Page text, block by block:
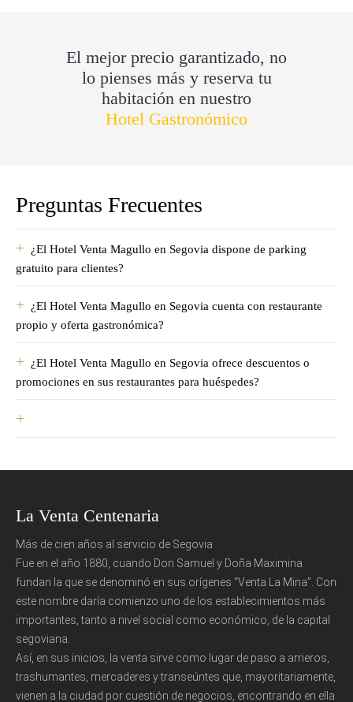
El mejor precio garantizado, no
lo pienses más y reserva tu
habitación en nuestro
Hotel Gastronómico
Preguntas Frecuentes
¿El Hotel Venta Magullo en Segovia dispone de parking
gratuito para clientes?
¿El Hotel Venta Magullo en Segovia cuenta con restaurante
propio y oferta gastronómica?
¿El Hotel Venta Magullo en Segovia ofrece descuentos o
promociones en sus restaurantes para huéspedes?
La Venta Centenaria
Más de cien años al servicio de Segovia
Fue en el año 1880, cuando Don Samuel y Doña Maximina
fundan la que se denominó en sus orígenes “Venta La Mina”. Con
este nombre daría comienzo uno de los establecimientos más
importantes, tanto a nivel social como económico, de la capital
segoviana.
Así, en sus inicios, la venta sirve como lugar de paso a arrieros,
trashumantes, mercaderes y transeúntes que, mayoritariamente,
vienen a la ciudad por cuestión de negocios, encontrando en ella